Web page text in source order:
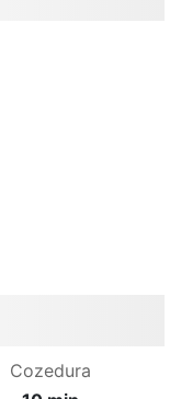
Cozedura